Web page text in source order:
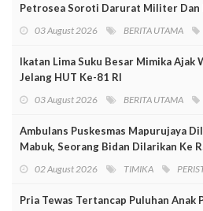
Petrosea Soroti Darurat Militer Dan
03 August 2026 BERITA UTAMA
Ikatan Lima Suku Besar Mimika Ajak
Jelang HUT Ke-81 RI
03 August 2026 BERITA UTAMA
Ambulans Puskesmas Mapurujaya
Mabuk, Seorang Bidan Dilarikan Ke
02 August 2026 TIMIKA
Pria Tewas Tertancap Puluhan Anak